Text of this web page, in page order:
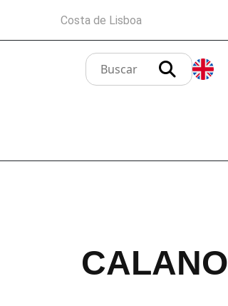
Costa de Lisboa